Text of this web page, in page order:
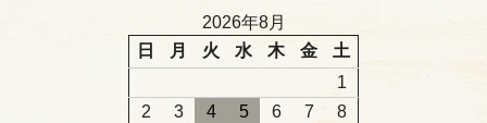
2026年8月
日
月 火 水 木 金
土
1
2
3 4 5 6 7
8